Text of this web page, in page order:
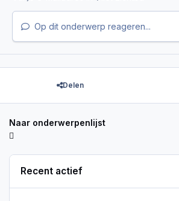
Op dit onderwerp reageren...
Delen
Naar onderwerpenlijst
Recent actief